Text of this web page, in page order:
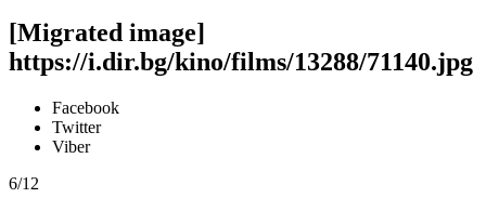
[Migrated image]
https://i.dir.bg/kino/films/13288/71140.jpg
Facebook
Twitter
Viber
6/12